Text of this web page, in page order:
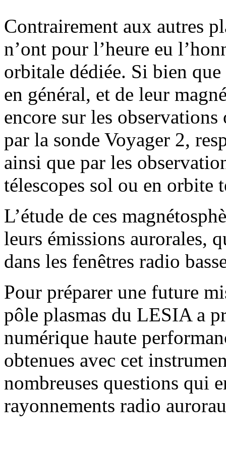
Contrairement aux autres
n’ont pour l’heure eu
orbitale dédiée. Si bien
en général, et de leur
encore sur les
par la sonde Voyager 2,
ainsi que par les
télescopes sol ou en orbite
L’étude de ces
leurs émissions aurorales,
dans les fenêtres radio
Pour préparer une future
pôle plasmas du LESIA a
numérique haute
obtenues avec cet
nombreuses questions qui
rayonnements radio